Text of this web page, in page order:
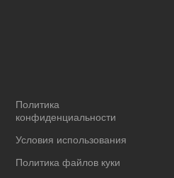
Политика
конфиденциальности
Условия использования
Политика файлов куки